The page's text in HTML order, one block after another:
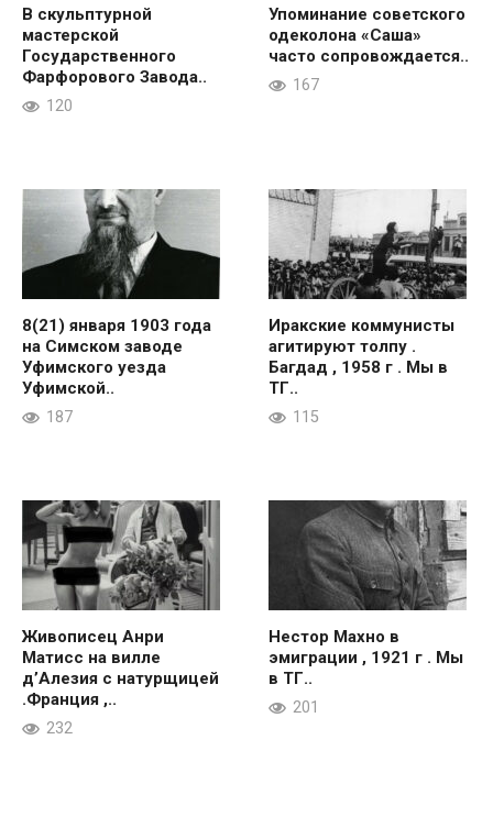
В скульптурной
мастерской
Государственного
Фарфорового Завода..
120
Упоминание советского
одеколона «Саша»
часто сопровождается..
167
8(21) января 1903 года
на Симском заводе
Уфимского уезда
Уфимской..
187
Иракские коммунисты
агитируют толпу .
Багдад , 1958 г . Мы в
ТГ..
115
Живописец Анри
Матисс на вилле
д’Алезия с натурщицей
.Франция ,..
232
Нестор Махно в
эмиграции , 1921 г . Мы
в ТГ..
201